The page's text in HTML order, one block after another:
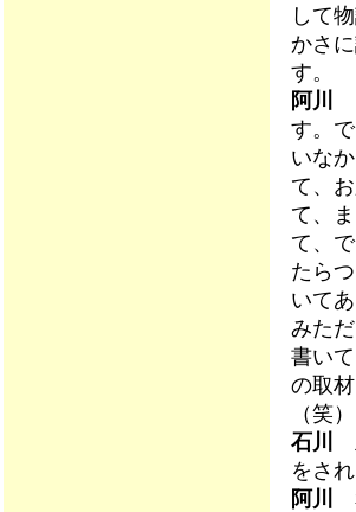
して
かさ
す。
阿川
す。
いな
て、
て、
て、
たら
いて
みた
書い
の取
（笑
石川
をさ
阿川